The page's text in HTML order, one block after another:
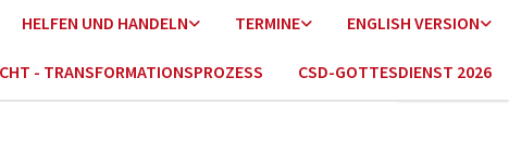
HELFEN UND HANDELN TERMINE ENGLISH VERSION
- TRANSFORMATIONSPROZESS CSD-GOTTESDIENST 2026